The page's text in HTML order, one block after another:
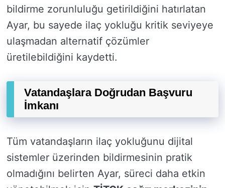
bildirme zorunluluğu getirildiğini hatırlatan
Ayar, bu sayede ilaç yokluğu kritik seviyeye
ulaşmadan alternatif çözümler
üretilebildiğini kaydetti.
Vatandaşlara Doğrudan Başvuru
İmkanı
Tüm vatandaşların ilaç yokluğunu dijital
sistemler üzerinden bildirmesinin pratik
olmadığını belirten Ayar, süreci daha etkin